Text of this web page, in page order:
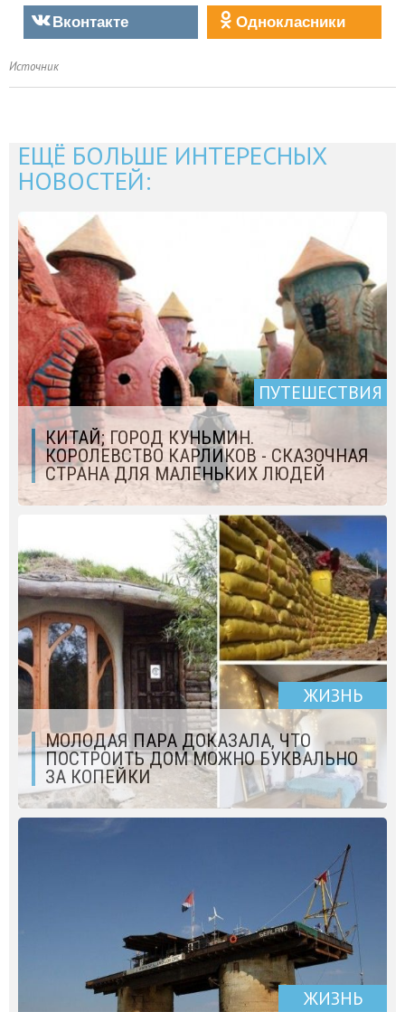
Вконтакте
Однокласники
Источник
ЕЩЁ БОЛЬШЕ ИНТЕРЕСНЫХ
НОВОСТЕЙ:
ПУТЕШЕСТВИЯ
КИТАЙ; ГОРОД КУНЬМИН.
КОРОЛЕВСТВО КАРЛИКОВ - СКАЗОЧНАЯ
СТРАНА ДЛЯ МАЛЕНЬКИХ ЛЮДЕЙ
ЖИЗНЬ
МОЛОДАЯ ПАРА ДОКАЗАЛА, ЧТО
ПОСТРОИТЬ ДОМ МОЖНО БУКВАЛЬНО
ЗА КОПЕЙКИ
ЖИЗНЬ